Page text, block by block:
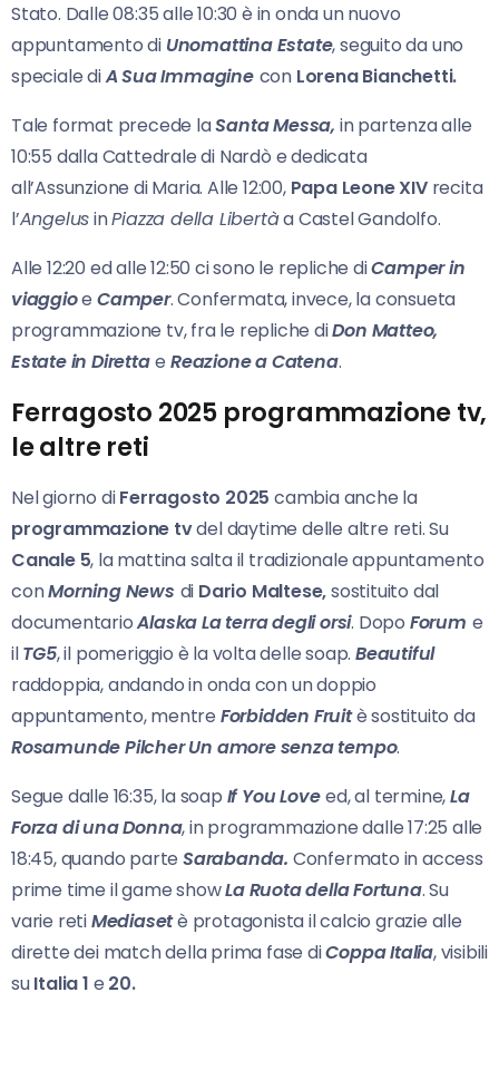
Stato. Dalle 08:35 alle 10:30 è in onda un nuovo
appuntamento di Unomattina Estate, seguito da uno
speciale diA Sua Immagine con Lorena Bianchetti.
Tale format precede laSanta Messa, in partenza alle
10:55 dalla Cattedrale di Nardò e dedicata
all’Assunzione di Maria. Alle 12:00, Papa Leone XIVrecita
l’AngelusinPiazza della Libertàa Castel Gandolfo.
Alle 12:20 ed alle 12:50 ci sono le repliche diCamper in
viaggioeCamper. Confermata, invece, la consueta
programmazione tv, fra le repliche diDon Matteo,
Estatein Diretta eReazione a Catena.
Ferragosto 2025 programmazione tv,
le altre reti
Nel giorno diFerragosto 2025 cambia anche la
programmazione tvdel daytime delle altre reti. Su
Canale 5, la mattina salta il tradizionale appuntamento
conMorning News di Dario Maltese,sostituito dal
documentarioAlaska La terra degli orsi. Dopo Forum e
ilTG5, il pomeriggio è la volta delle soap.Beautiful
raddoppia, andando in onda con un doppio
appuntamento, mentre Forbidden Fruitè sostituito da
Rosamunde Pilcher Un amore senza tempo.
Segue dalle 16:35, la soap If You Love ed, al termine,La
Forza di una Donna, in programmazione dalle 17:25 alle
18:45, quando parteSarabanda. Confermato in access
prime time il game showLa Ruota della Fortuna. Su
varie retiMediasetè protagonista il calcio grazie alle
dirette dei match della prima fase diCoppa Italia, visibili
suItalia 1 e 20.